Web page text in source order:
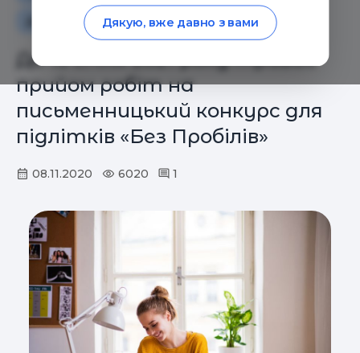
Додаткова освіта для дітей
Новини
До 15 січня 2021 року триває
прийом робіт на
письменницький конкурс для
підлітків «Без Пробілів»
08.11.2020 6020 1
Дякую, вже давно з вами